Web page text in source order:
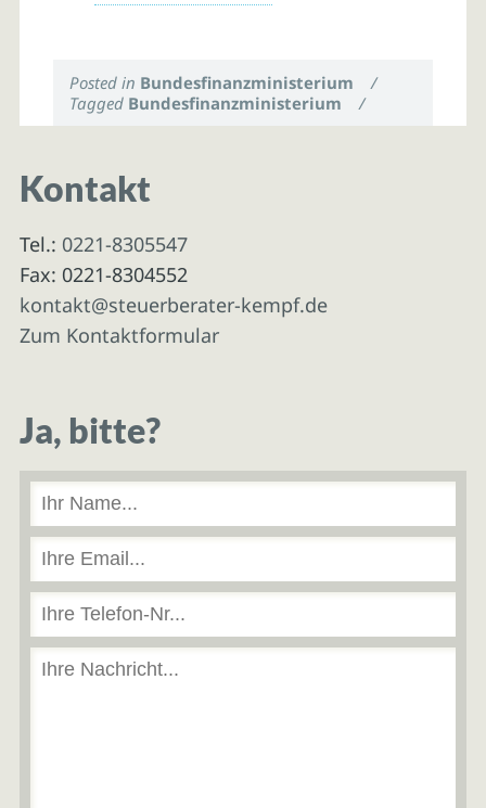
Posted in Bundesfinanzministerium
/
Tagged Bundesfinanzministerium /
Kontakt
Tel.: 0221-8305547
Fax: 0221-8304552
kontakt@steuerberater-kempf.de
Zum Kontaktformular
Ja, bitte?